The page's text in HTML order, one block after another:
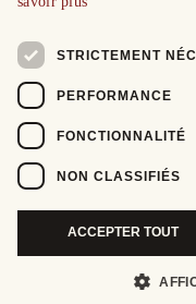
STRICTEMENT
PERFORMANCE
FONCTIONNALITÉ
NON CLASSIFIÉS
ACCEPTER TOUT